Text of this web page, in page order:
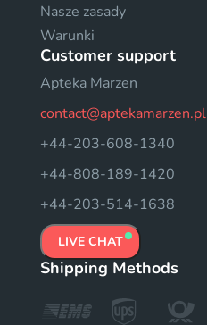
Nasze zasady
Warunki
Customer support
Apteka Marzen
contact@aptekamarzen.pl
+44-203-608-1340
+44-808-189-1420
+44-203-514-1638
LIVE CHAT
Shipping Methods